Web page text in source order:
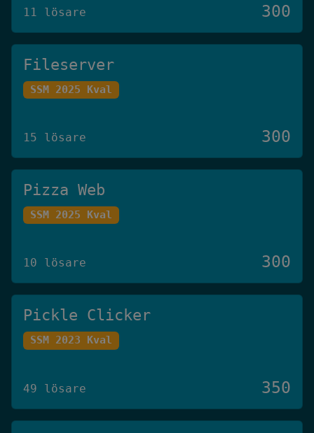
11 lösare 300
Fileserver
SSM 2025 Kval
15 lösare 300
Pizza Web
SSM 2025 Kval
10 lösare 300
Pickle Clicker
SSM 2023 Kval
49 lösare 350